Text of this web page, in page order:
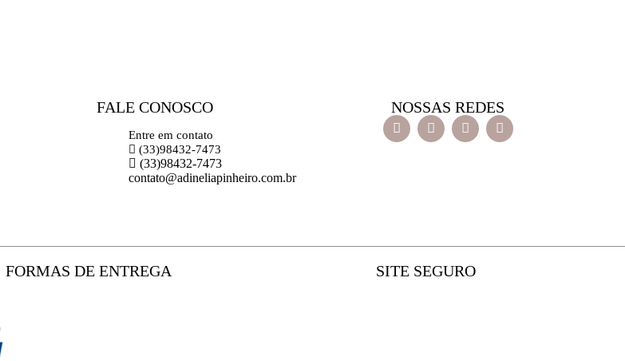
FALE CONOSCO
Entre em contato
(33)98432-7473
(33)98432-7473
contato@adineliapinheiro.com.br
NOSSAS REDES
FORMAS DE ENTREGA SITE SEGURO